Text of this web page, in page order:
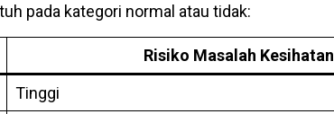
pada kategori normal atau tidak:
Risiko Masalah Kesihatan
Tinggi